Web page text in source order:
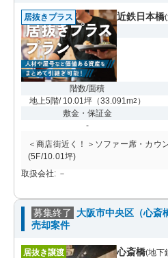
居抜きプラス 近鉄日本橋
階数/面積
地上5階/ 10.01坪（33.091m2 ）
敷金・保証金
-
＜商店街近く！＞ソファー席・カウ
(5F/10.01坪)
取扱会社: －
募集終了
大阪市中央区（心斎
売却案件
居抜き譲渡 心斎橋(地下